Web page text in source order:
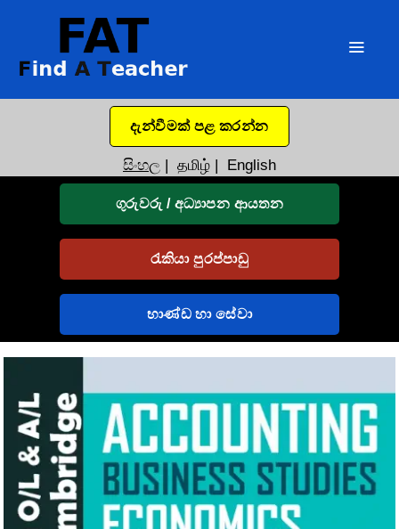
දැන්වීමක් පළ කරන්න
සිංහල | தமிழ் | English
ගුරුවරු / අධ්‍යාපන ආයතන
රැකියා පුරප්පාඩු
භාණ්ඩ හා සේවා